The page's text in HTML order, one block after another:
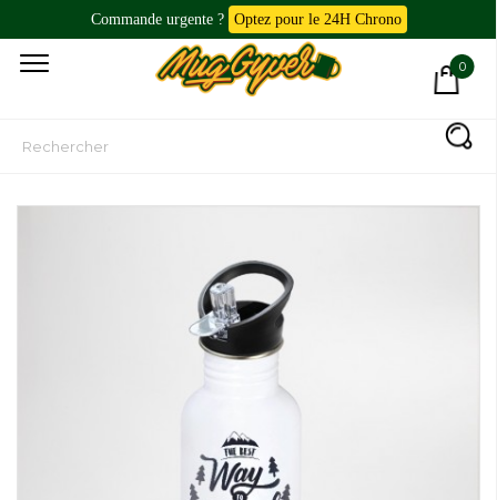
Commande urgente ? Optez pour le 24H Chrono
0